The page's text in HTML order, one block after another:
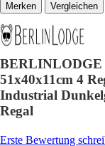
Vergleichen
BERLINLODGE
51x40x11cm 4
Industrial
Regal
Erste Bewertung